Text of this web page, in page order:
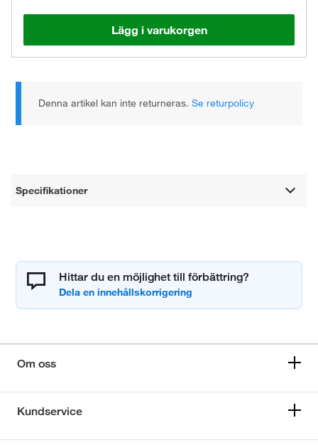
Lägg i varukorgen
Denna artikel kan inte returneras.Se returpolicy
Specifikationer
Hittar du en möjlighet till förbättring?
Om oss
Kundservice